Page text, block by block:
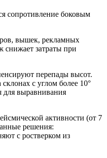
сопротивление боковым
вышек, рекламных
снижает затраты при
перепады высот.
с углом более 10°
для выравнивания
активности (от 7
решения:
с ростверком из